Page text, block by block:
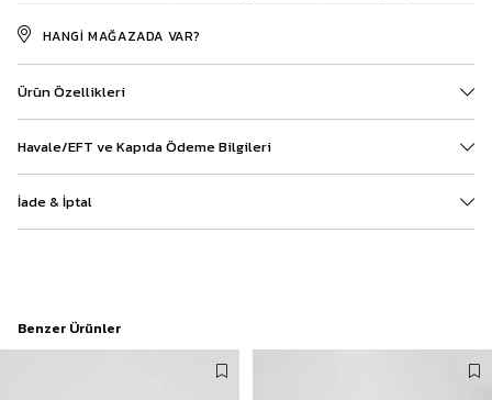
HANGI MAĞAZADA VAR?
Ürün Özellikleri
Havale/EFT ve Kapıda Ödeme Bilgileri
İade & İptal
Benzer Ürünler